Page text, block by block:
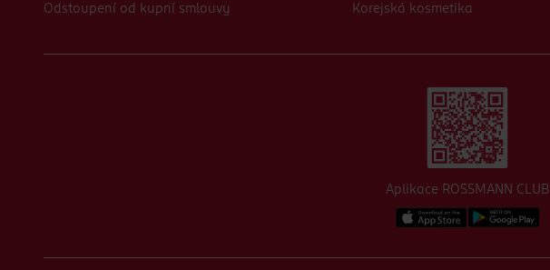
Odstoupení od kupní smlouvy Korejská kosmetika
Aplikace ROSSMANN CLUB